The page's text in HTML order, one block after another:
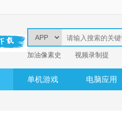
加油像素史 视频录制提
幂果音频格
单机游戏 电脑应用